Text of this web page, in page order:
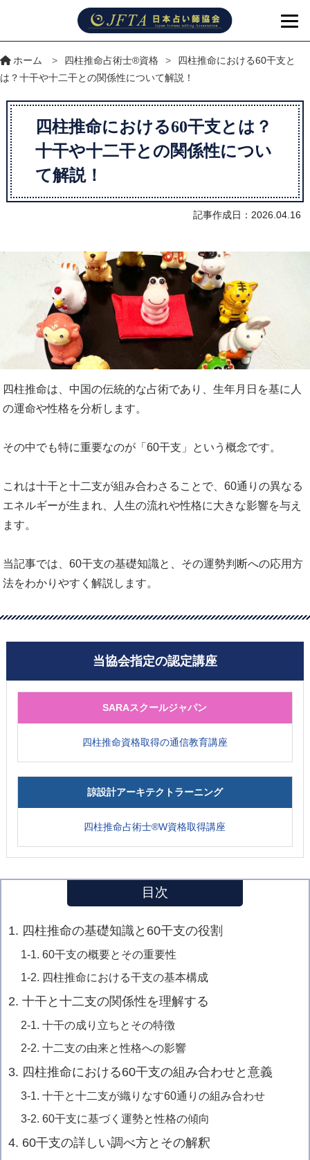
ホーム > 四柱推命占術士®資格 >
四柱推命における60干支と
は？十干や十二干との関係性について解説！
四柱推命における60干支とは？
十干や十二干との関係性につい
て解説！
記事作成日：2026.04.16
四柱推命は、中国の伝統的な占術であり、生年月日を基に人
の運命や性格を分析します。
その中でも特に重要なのが「60干支」という概念です。
これは十干と十二支が組み合わさることで、60通りの異なる
エネルギーが生まれ、人生の流れや性格に大きな影響を与え
ます。
当記事では、60干支の基礎知識と、その運勢判断への応用方
法をわかりやすく解説します。
当協会指定の認定講座
SARAスクールジャパン
四柱推命資格取得の通信教育講座
諒設計アーキテクトラーニング
四柱推命占術士®W資格取得講座
目次
1. 四柱推命の基礎知識と60干支の役割
1-1. 60干支の概要とその重要性
1-2. 四柱推命における干支の基本構成
2. 十干と十二支の関係性を理解する
2-1. 十干の成り立ちとその特徴
2-2. 十二支の由来と性格への影響
3. 四柱推命における60干支の組み合わせと意義
3-1. 十干と十二支が織りなす60通りの組み合わせ
3-2. 60干支に基づく運勢と性格の傾向
4. 60干支の詳しい調べ方とその解釈